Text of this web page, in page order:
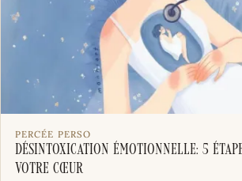
PERCÉE PERSO
Désintoxication émotionnelle: 5
votre cœur